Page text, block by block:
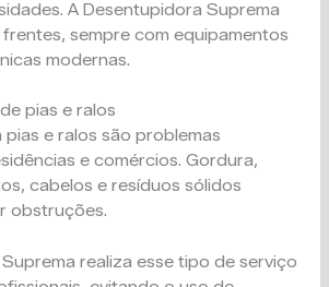
A Desentupidora Suprema
sempre com equipamentos
modernas.
pias e ralos
pias e ralos são problemas
e comércios. Gordura,
cabelos e resíduos sólidos
obstruções.
realiza esse tipo de serviço